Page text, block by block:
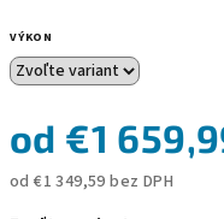
VÝKON
od €1
od€1 349,59 bez DPH